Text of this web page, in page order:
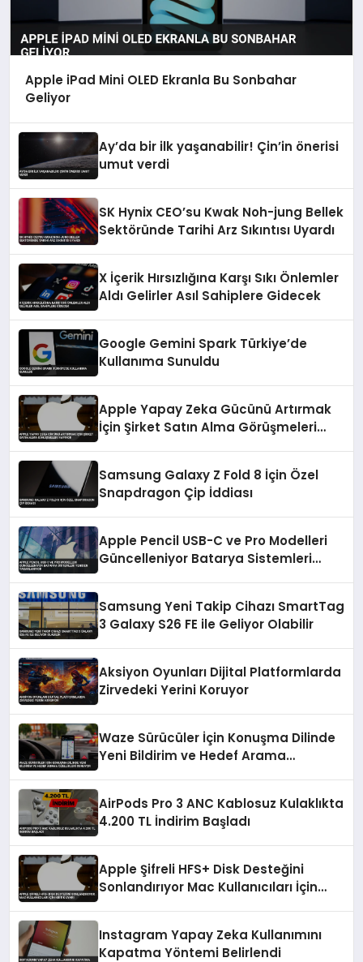
Apple iPad Mini OLED Ekranla Bu Sonbahar
Geliyor
Ay’da bir ilk yaşanabilir! Çin’in önerisi
umut verdi
SK Hynix CEO’su Kwak Noh-jung Bellek
Sektöründe Tarihi Arz Sıkıntısı Uyardı
X İçerik Hırsızlığına Karşı Sıkı Önlemler
Aldı Gelirler Asıl Sahiplere Gidecek
Google Gemini Spark Türkiye’de
Kullanıma Sunuldu
Apple Yapay Zeka Gücünü Artırmak
İçin Şirket Satın Alma Görüşmeleri
Samsung Galaxy Z Fold 8 İçin Özel
Snapdragon Çip İddiası
Apple Pencil USB-C ve Pro Modelleri
Güncelleniyor Batarya Sistemleri
Samsung Yeni Takip Cihazı SmartTag
3 Galaxy S26 FE ile Geliyor Olabilir
Aksiyon Oyunları Dijital Platformlarda
Zirvedeki Yerini Koruyor
Waze Sürücüler İçin Konuşma Dilinde
Yeni Bildirim ve Hedef Arama
AirPods Pro 3 ANC Kablosuz Kulaklıkta
4.200 TL İndirim Başladı
Apple Şifreli HFS+ Disk Desteğini
Sonlandırıyor Mac Kullanıcıları İçin
Instagram Yapay Zeka Kullanımını
Kapatma Yöntemi Belirlendi